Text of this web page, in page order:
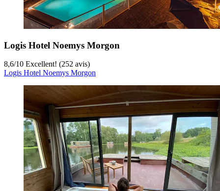
Logis Hotel Noemys Morgon
8,6/10 Excellent! (252 avis)
Logis Hotel Noemys Morgon